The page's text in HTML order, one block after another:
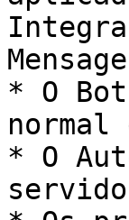
* O
normal
* O